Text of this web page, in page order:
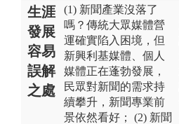
生涯
發展
容易
誤解
之處
(1) 新聞產業沒落了
嗎？傳統大眾媒體營
運確實陷入困境，但
新興利基媒體、個人
媒體正在蓬勃發展，
民眾對新聞的需求持
續攀升，新聞專業前
景依然看好； (2) 新聞